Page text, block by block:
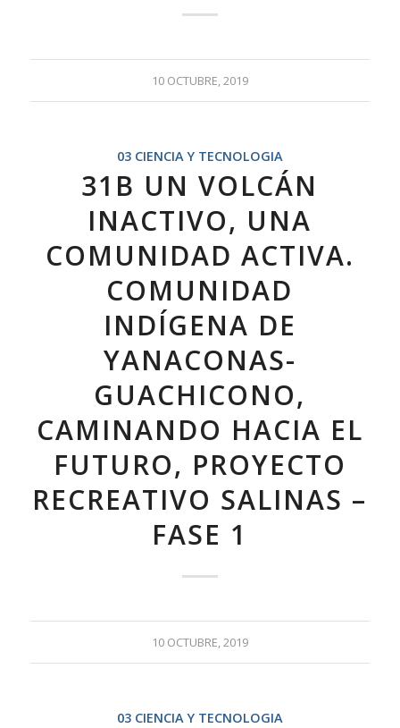
10 OCTUBRE, 2019
03 CIENCIA Y TECNOLOGIA
31B UN VOLCÁN
INACTIVO, UNA
COMUNIDAD ACTIVA.
COMUNIDAD
INDÍGENA DE
YANACONAS-
GUACHICONO,
CAMINANDO HACIA EL
FUTURO, PROYECTO
RECREATIVO SALINAS –
FASE 1
10 OCTUBRE, 2019
03 CIENCIA Y TECNOLOGIA